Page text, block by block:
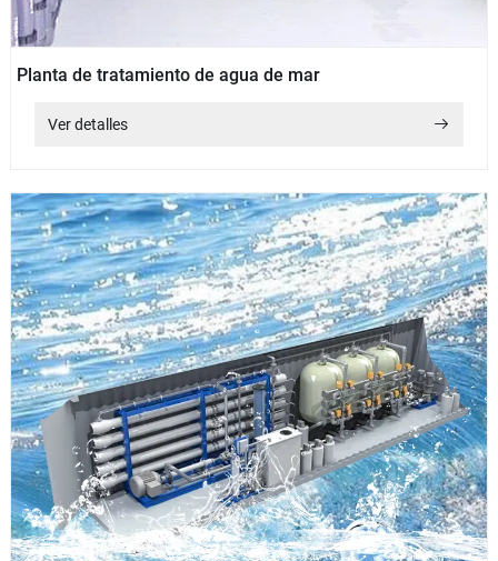
Planta de tratamiento de agua de mar
Ver detalles